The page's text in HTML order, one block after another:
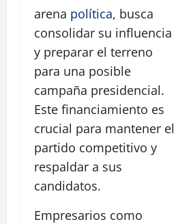
arena política, busca
consolidar su influencia
y preparar el terreno
para una posible
campaña presidencial.
Este financiamiento es
crucial para mantener el
partido competitivo y
respaldar a sus
candidatos.
Empresarios como